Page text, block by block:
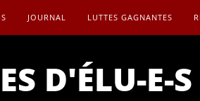
JOURNAL LUTTES GAGNANTES
D'ÉLU-E-S